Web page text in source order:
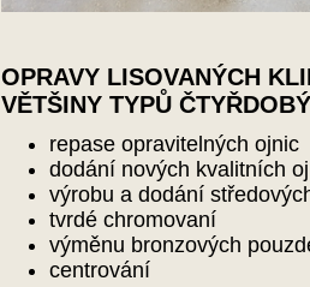
OPRAVY LISOVANÝCH
VĚTŠINY TYPŮ
repase opravitelných ojnic
dodání nových kvalitních
výrobu a dodání
tvrdé chromovaní
výměnu bronzových
centrování